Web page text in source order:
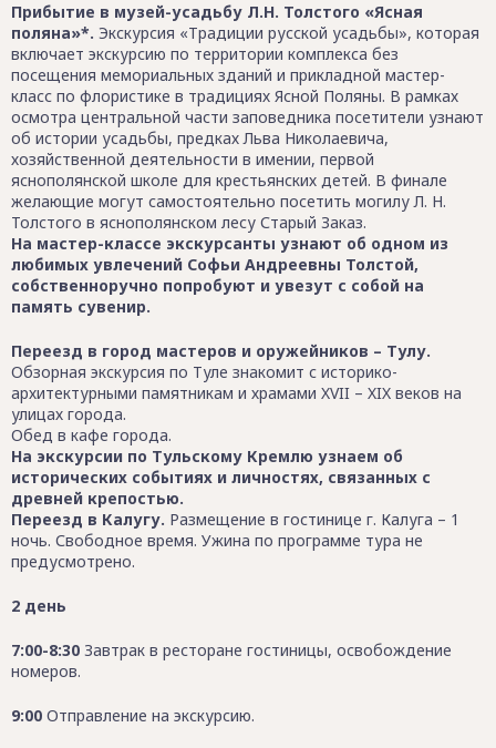
Прибытие в музей-усадьбу Л.Н. Толстого «Ясная
поляна»*. Экскурсия «Традиции русской усадьбы», которая
включает экскурсию по территории комплекса без
посещения мемориальных зданий и прикладной мастер-
класс по флористике в традициях Ясной Поляны. В рамках
осмотра центральной части заповедника посетители узнают
об истории усадьбы, предках Льва Николаевича,
хозяйственной деятельности в имении, первой
яснополянской школе для крестьянских детей. В финале
желающие могут самостоятельно посетить могилу Л. Н.
Толстого в яснополянском лесу Старый Заказ.
На мастер-классе экскурсанты узнают об одном из
любимых увлечений Софьи Андреевны Толстой,
собственноручно попробуют и увезут с собой на
память сувенир.
Переезд в город мастеров и оружейников – Тулу.
Обзорная экскурсия по Туле знакомит с историко-
архитектурными памятникам и храмами XVII – XIX веков на
улицах города.
Обед в кафе города.
На экскурсии по Тульскому Кремлю узнаем об
исторических событиях и личностях, связанных с
древней крепостью.
Переезд в Калугу. Размещение в гостинице г. Калуга – 1
ночь. Свободное время. Ужина по программе тура не
предусмотрено.
2 день
7:00-8:30 Завтрак в ресторане гостиницы, освобождение
номеров.
9:00 Отправление на экскурсию.